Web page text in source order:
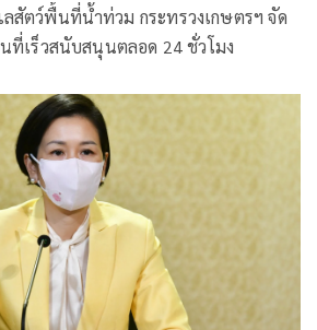
สัตว์พื้นที่น้ำท่วม กระทรวงเกษตรฯ จัด
ที่เร็วสนับสนุนตลอด 24 ชั่วโมง